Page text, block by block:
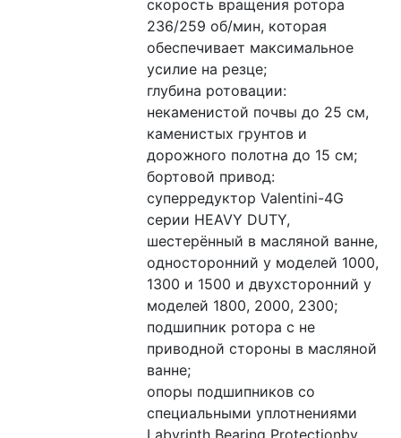
скорость вращения ротора
236/259 об/мин, которая
обеспечивает максимальное
усилие на резце;
глубина ротовации:
некаменистой почвы до 25 см,
каменистых грунтов и
дорожного полотна до 15 см;
бортовой привод:
суперредуктор Valentini-4G
серии HEAVY DUTY,
шестерённый в масляной ванне,
односторонний у моделей 1000,
1300 и 1500 и двухсторонний у
моделей 1800, 2000, 2300;
подшипник ротора с не
приводной стороны в масляной
ванне;
опоры подшипников со
специальными уплотнениями
Labyrinth Bearing Protectionby